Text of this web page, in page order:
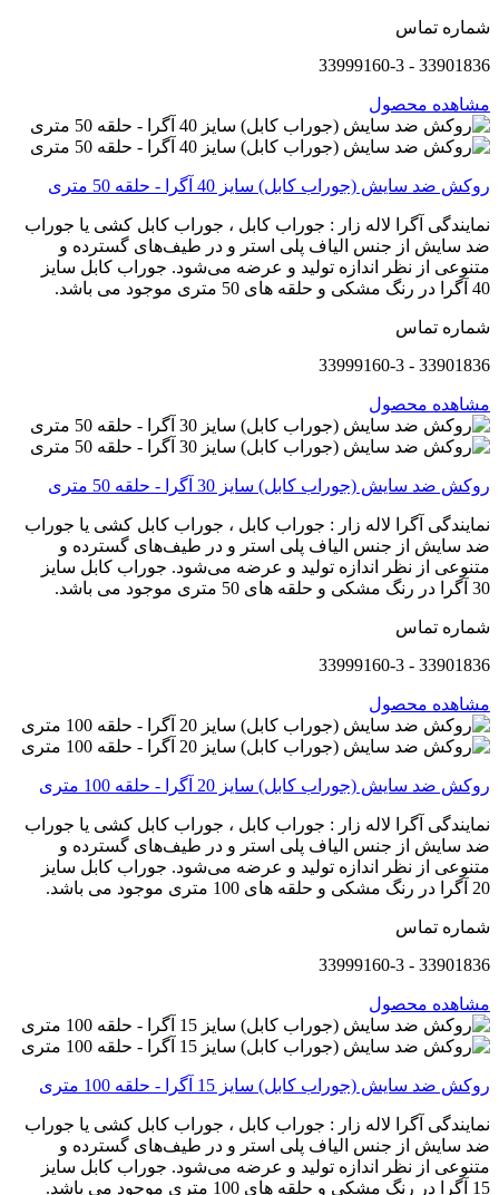
شماره تماس
33901836 - 33999160-3
مشاهده محصول
روکش ضد سایش (جوراب کابل) سایز 40 آگرا - حلقه 50 متری
نمایندگی آگرا لاله زار : جوراب کابل ، جوراب کابل کشی یا جوراب
ضد سایش از جنس الیاف پلی استر و در طیف‌های گسترده و
متنوعی از نظر اندازه تولید و عرضه می‌شود. جوراب کابل سایز
40 آگرا در رنگ مشکی و حلقه های 50 متری موجود می باشد.
شماره تماس
33901836 - 33999160-3
مشاهده محصول
روکش ضد سایش (جوراب کابل) سایز 30 آگرا - حلقه 50 متری
نمایندگی آگرا لاله زار : جوراب کابل ، جوراب کابل کشی یا جوراب
ضد سایش از جنس الیاف پلی استر و در طیف‌های گسترده و
متنوعی از نظر اندازه تولید و عرضه می‌شود. جوراب کابل سایز
30 آگرا در رنگ مشکی و حلقه های 50 متری موجود می باشد.
شماره تماس
33901836 - 33999160-3
مشاهده محصول
روکش ضد سایش (جوراب کابل) سایز 20 آگرا - حلقه 100 متری
نمایندگی آگرا لاله زار : جوراب کابل ، جوراب کابل کشی یا جوراب
ضد سایش از جنس الیاف پلی استر و در طیف‌های گسترده و
متنوعی از نظر اندازه تولید و عرضه می‌شود. جوراب کابل سایز
20 آگرا در رنگ مشکی و حلقه های 100 متری موجود می باشد.
شماره تماس
33901836 - 33999160-3
مشاهده محصول
روکش ضد سایش (جوراب کابل) سایز 15 آگرا - حلقه 100 متری
نمایندگی آگرا لاله زار : جوراب کابل ، جوراب کابل کشی یا جوراب
ضد سایش از جنس الیاف پلی استر و در طیف‌های گسترده و
متنوعی از نظر اندازه تولید و عرضه می‌شود. جوراب کابل سایز
15 آگرا در رنگ مشکی و حلقه های 100 متری موجود می باشد.